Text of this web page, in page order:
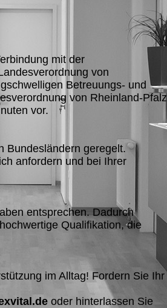
mit der
von
Betreuungs- und
von Rheinland-Pfalz
vor.
Bundesländern geregelt.
anfordern und bei Ihrer
entsprechen. Dadurch
Qualifikation, die
im Alltag! Fordern Sie Ihr
oder hinterlassen Sie